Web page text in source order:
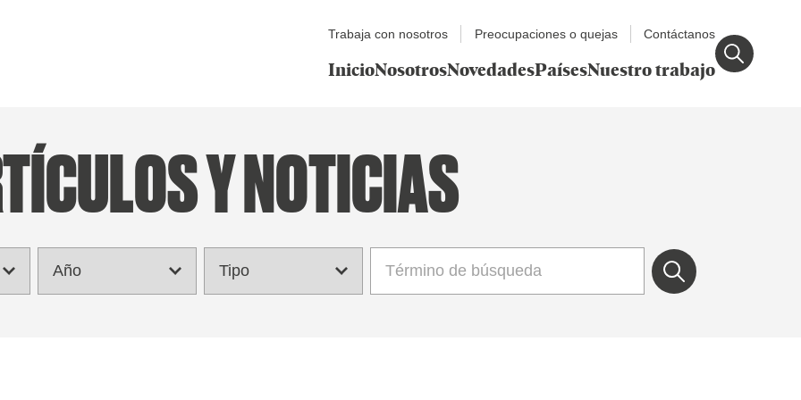
Trabaja con nosotros Preocupaciones o quejas Contáctanos
InicioNosotrosNovedadesPaísesNuestro trabajo
Y NOTICIAS